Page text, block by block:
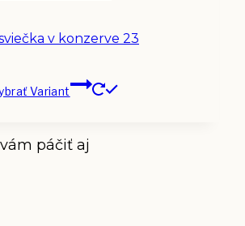
v konzerve 23
Variant
páčiť aj